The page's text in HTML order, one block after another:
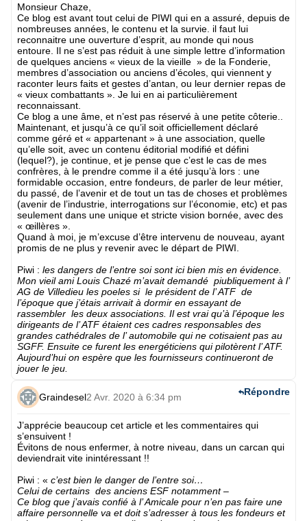
Monsieur Chaze,
Ce blog est avant tout celui de PIWI qui en a assuré, depuis de
nombreuses années, le contenu et la survie. il faut lui
reconnaitre une ouverture d’esprit, au monde qui nous
entoure. Il ne s’est pas réduit à une simple lettre d’information
de quelques anciens « vieux de la vieille » de la Fonderie,
membres d’association ou anciens d’écoles, qui viennent y
raconter leurs faits et gestes d’antan, ou leur dernier repas de
« vieux combattants ». Je lui en ai particulièrement
reconnaissant.
Ce blog a une âme, et n’est pas réservé à une petite côterie..
Maintenant, et jusqu’à ce qu’il soit officiellement déclaré
comme géré et « appartenant » à une association, quelle
qu’elle soit, avec un contenu éditorial modifié et défini
(lequel?), je continue, et je pense que c’est le cas de mes
confrères, à le prendre comme il a été jusqu’à lors : une
formidable occasion, entre fondeurs, de parler de leur métier,
du passé, de l’avenir et de tout un tas de choses et problèmes
(avenir de l’industrie, interrogations sur l’économie, etc) et pas
seulement dans une unique et stricte vision bornée, avec des
« œillères ».
Quand à moi, je m’excuse d’être intervenu de nouveau, ayant
promis de ne plus y revenir avec le départ de PIWI.
Piwi : les dangers de l’entre soi sont ici bien mis en évidence.
Mon vieil ami Louis Chazé m’avait demandé piubliquement à l’
AG de Villedieu les poeles si le président de l’ ATF de
l’époque que j’étais arrivait à dormir en essayant de
rassembler les deux associations. Il est vrai qu’à l’époque les
dirigeants de l’ ATF étaient ces cadres responsables des
grandes cathédrales de l’ automobile qui ne cotisaient pas au
SGFF. Ensuite ce furent les energéticiens qui pilotèrent l’ ATF.
Aujourd’hui on espère que les fournisseurs continueront de
jouer le jeu.
Graindesel2 Avr. 2020 à 6:34 pm
J’apprécie beaucoup cet article et les commentaires qui
s’ensuivent !
Évitons de nous enfermer, à notre niveau, dans un carcan qui
deviendrait vite inintéressant !!
Piwi : « c’est bien le danger de l’entre soi…
Celui de certains des anciens ESF notamment –
Ce blog que j’avais confié à l’ Amicale pour n’en pas faire une
affaire personnelle va et doit s’adresser à tous les fondeurs et
Répondre